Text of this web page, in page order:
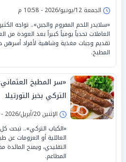
الجمعة 12/يونيو/2026 - 10:58 م
«سلايدر اللحم المفروم والجبن».. تواجه
العاملات تحدياً يومياً كبيراً بعد العودة
تقديم وجبات مغذية وشاهية لأفراد
المطبخ.
«سر المطبخ
التركي بخبز التورتيلا
الإثنين 20/أبريل/2026 - 05:21 م
«الكباب التركي».. تبحث
العائلية أو العزومات عن
التقليدي، ويمنح
المطاعم.